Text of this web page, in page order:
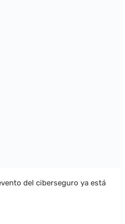
del ciberseguro ya está